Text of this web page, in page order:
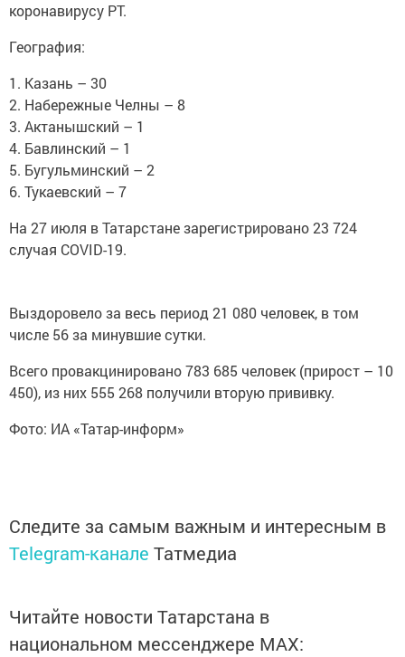
коронавирусу РТ.
География:
1. Казань – 30
2. Набережные Челны – 8
3. Актанышский – 1
4. Бавлинский – 1
5. Бугульминский – 2
6. Тукаевский – 7
На 27 июля в Татарстане зарегистрировано 23 724
случая COVID-19.
Выздоровело за весь период 21 080 человек, в том
числе 56 за минувшие сутки.
Всего провакцинировано 783 685 человек (прирост – 10
450), из них 555 268 получили вторую прививку.
Фото: ИА «Татар-информ»
Следите за самым важным и интересным в
Telegram-канале Татмедиа
Читайте новости Татарстана в
национальном мессенджере MАХ: